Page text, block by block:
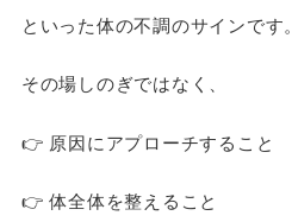
といった体の不調のサインです。
その場しのぎではなく、
👉 原因にアプローチすること
👉 体全体を整えること